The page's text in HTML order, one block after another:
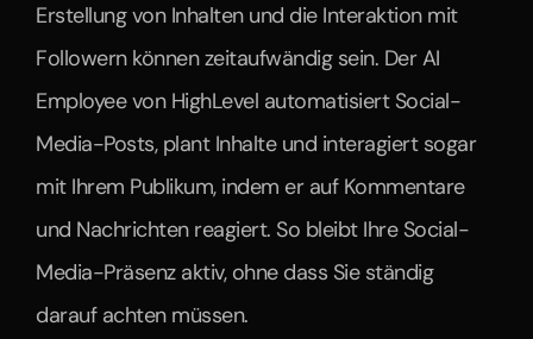
Erstellung von Inhalten und die Interaktion mit
Followern können zeitaufwändig sein. Der AI
Employee von HighLevel automatisiert Social-
Media-Posts, plant Inhalte und interagiert sogar
mit Ihrem Publikum, indem er auf Kommentare
und Nachrichten reagiert. So bleibt Ihre Social-
Media-Präsenz aktiv, ohne dass Sie ständig
darauf achten müssen.